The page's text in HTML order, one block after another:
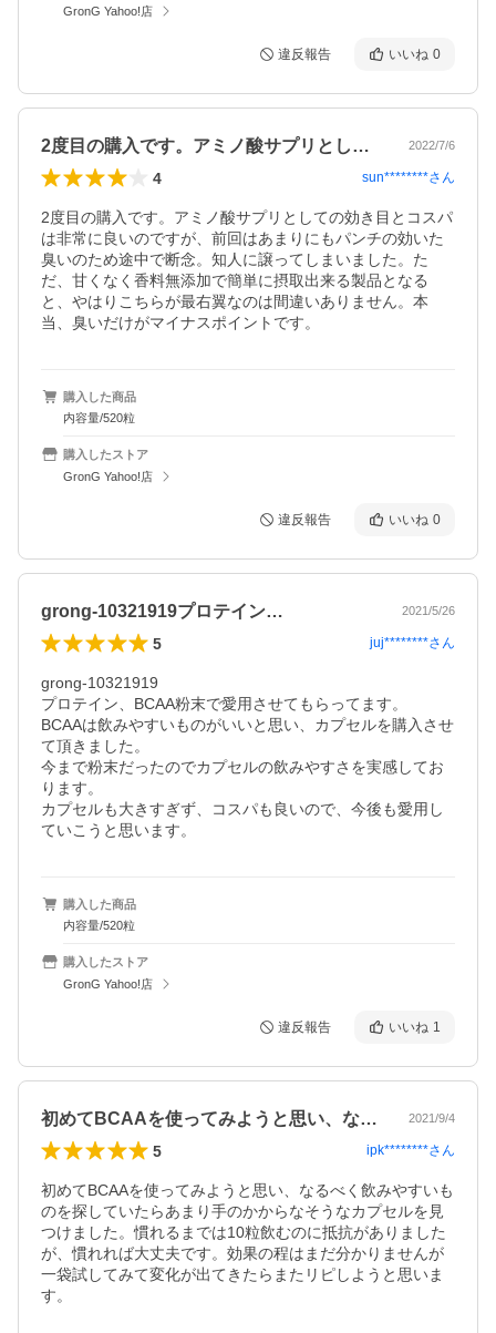
GronG Yahoo!店
違反報告 いいね 0
2度目の購入です。アミノ酸サプリとして… 2022/7/6
4 sun********さん
2度目の購入です。アミノ酸サプリとしての効き目とコスパ
は非常に良いのですが、前回はあまりにもパンチの効いた
臭いのため途中で断念。知人に譲ってしまいました。た
だ、甘くなく香料無添加で簡単に摂取出来る製品となる
と、やはりこちらが最右翼なのは間違いありません。本
当、臭いだけがマイナスポイントです。
購入した商品
内容量/520粒
購入したストア
GronG Yahoo!店
違反報告 いいね 0
grong-10321919プロテイン… 2021/5/26
5 juj********さん
grong-10321919
プロテイン、BCAA粉末で愛用させてもらってます。
BCAAは飲みやすいものがいいと思い、カプセルを購入させ
て頂きました。
今まで粉末だったのでカプセルの飲みやすさを実感してお
ります。
カプセルも大きすぎず、コスパも良いので、今後も愛用し
ていこうと思います。
購入した商品
内容量/520粒
購入したストア
GronG Yahoo!店
違反報告 いいね 1
初めてBCAAを使ってみようと思い、な… 2021/9/4
5 ipk********さん
初めてBCAAを使ってみようと思い、なるべく飲みやすいも
のを探していたらあまり手のかからなそうなカプセルを見
つけました。慣れるまでは10粒飲むのに抵抗がありました
が、慣れれば大丈夫です。効果の程はまだ分かりませんが
一袋試してみて変化が出てきたらまたリピしようと思いま
す。